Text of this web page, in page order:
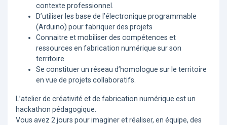
contexte professionnel.
D’utiliser les base de l’électronique programmable
(Arduino) pour fabriquer des projets
Connaitre et mobiliser des compétences et
ressources en fabrication numérique sur son
territoire.
Se constituer un réseau d’homologue sur le territoire
en vue de projets collaboratifs.
L’atelier de créativité et de fabrication numérique est un
hackathon pédagogique.
Vous avez 2 jours pour imaginer et réaliser, en équipe, des